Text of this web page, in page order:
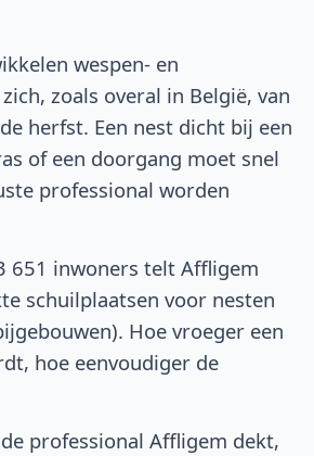
wespen- en
zoals overal in België, van
herfst. Een nest dicht bij een
of een doorgang moet snel
professional worden
651 inwoners telt Affligem
schuilplaatsen voor nesten
Hoe vroeger een
hoe eenvoudiger de
professional Affligem dekt,